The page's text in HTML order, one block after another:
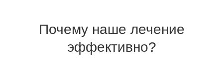
Почему наше лечение
эффективно?